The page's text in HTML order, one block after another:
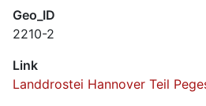
Geo_ID
2210-2
Link
Landdrostei Hannover Teil